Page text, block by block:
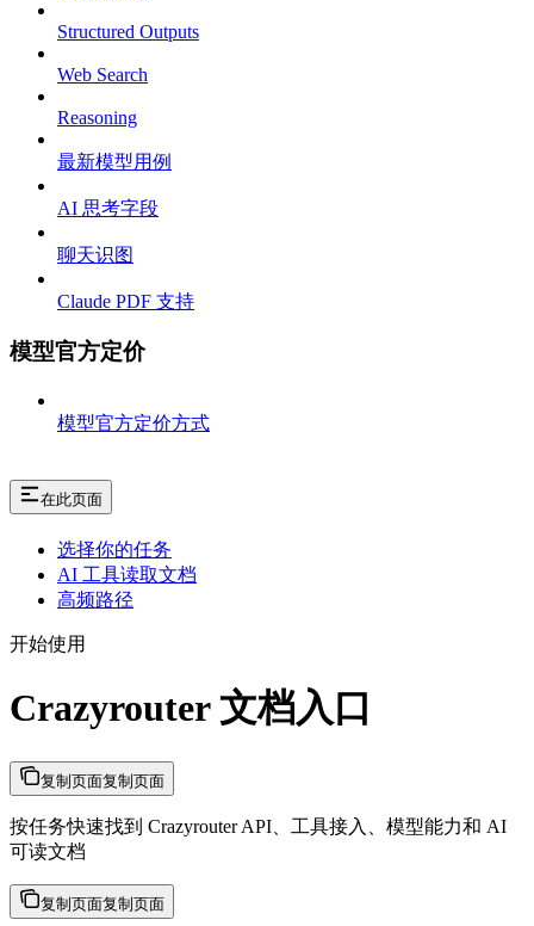
Structured Outputs
Web Search
Reasoning
最新模型用例
AI 思考字段
聊天识图
Claude PDF 支持
模型官方定价
模型官方定价方式
在此页面
选择你的任务
AI 工具读取文档
高频路径
开始使用
Crazyrouter 文档入口
复制页面复制页面
按任务快速找到 Crazyrouter API、工具接入、模型能力和 AI
可读文档
复制页面复制页面